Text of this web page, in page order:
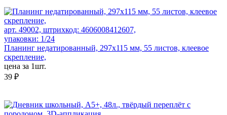
арт. 49002, штрихкод: 4606008412607,
упаковки: 1/24
Планинг недатированный, 297х115 мм, 55 листов, клеевое
скрепление,
цена за 1шт.
39 ₽